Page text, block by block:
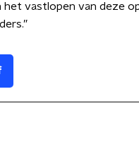
het vastlopen van deze